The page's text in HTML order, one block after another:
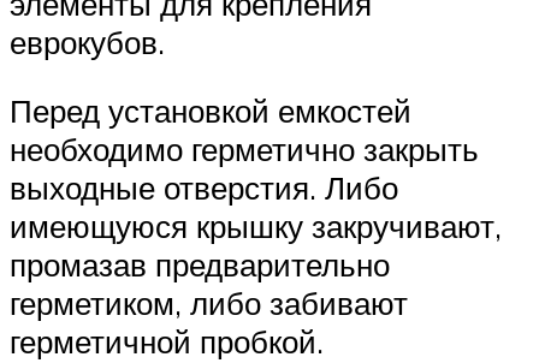
еврокубов.
Перед установкой емкостей
необходимо герметично закрыть
выходные отверстия. Либо
имеющуюся крышку закручивают,
промазав предварительно
герметиком, либо забивают
герметичной пробкой.